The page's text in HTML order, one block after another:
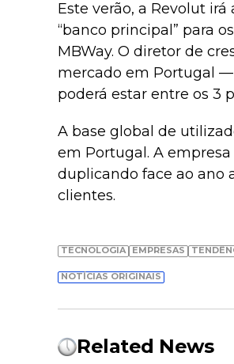
Este verão, a Revolut
“banco principal” para
MBWay. O diretor de
mercado em Portugal —
poderá estar entre os 3
A base global de
em Portugal. A
duplicando face ao ano
clientes.
TECNOLOGIA EMPRESAS
NOTÍCIAS ORIGINAIS
Related News